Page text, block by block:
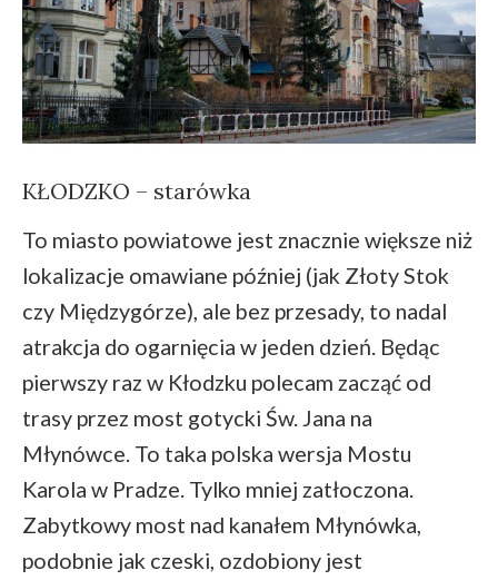
KŁODZKO – starówka
To miasto powiatowe jest znacznie większe niż
lokalizacje omawiane później (jak Złoty Stok
czy Międzygórze), ale bez przesady, to nadal
atrakcja do ogarnięcia w jeden dzień. Będąc
pierwszy raz w Kłodzku polecam zacząć od
trasy przez most gotycki Św. Jana na
Młynówce. To taka polska wersja Mostu
Karola w Pradze. Tylko mniej zatłoczona.
Zabytkowy most nad kanałem Młynówka,
podobnie jak czeski, ozdobiony jest